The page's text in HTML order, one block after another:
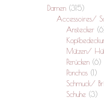
Damen (315)
Accessoires/
Anstecker
Mützen/
Perücken (6)
Ponchos (1)
Schmuck/
Schuhe (3)